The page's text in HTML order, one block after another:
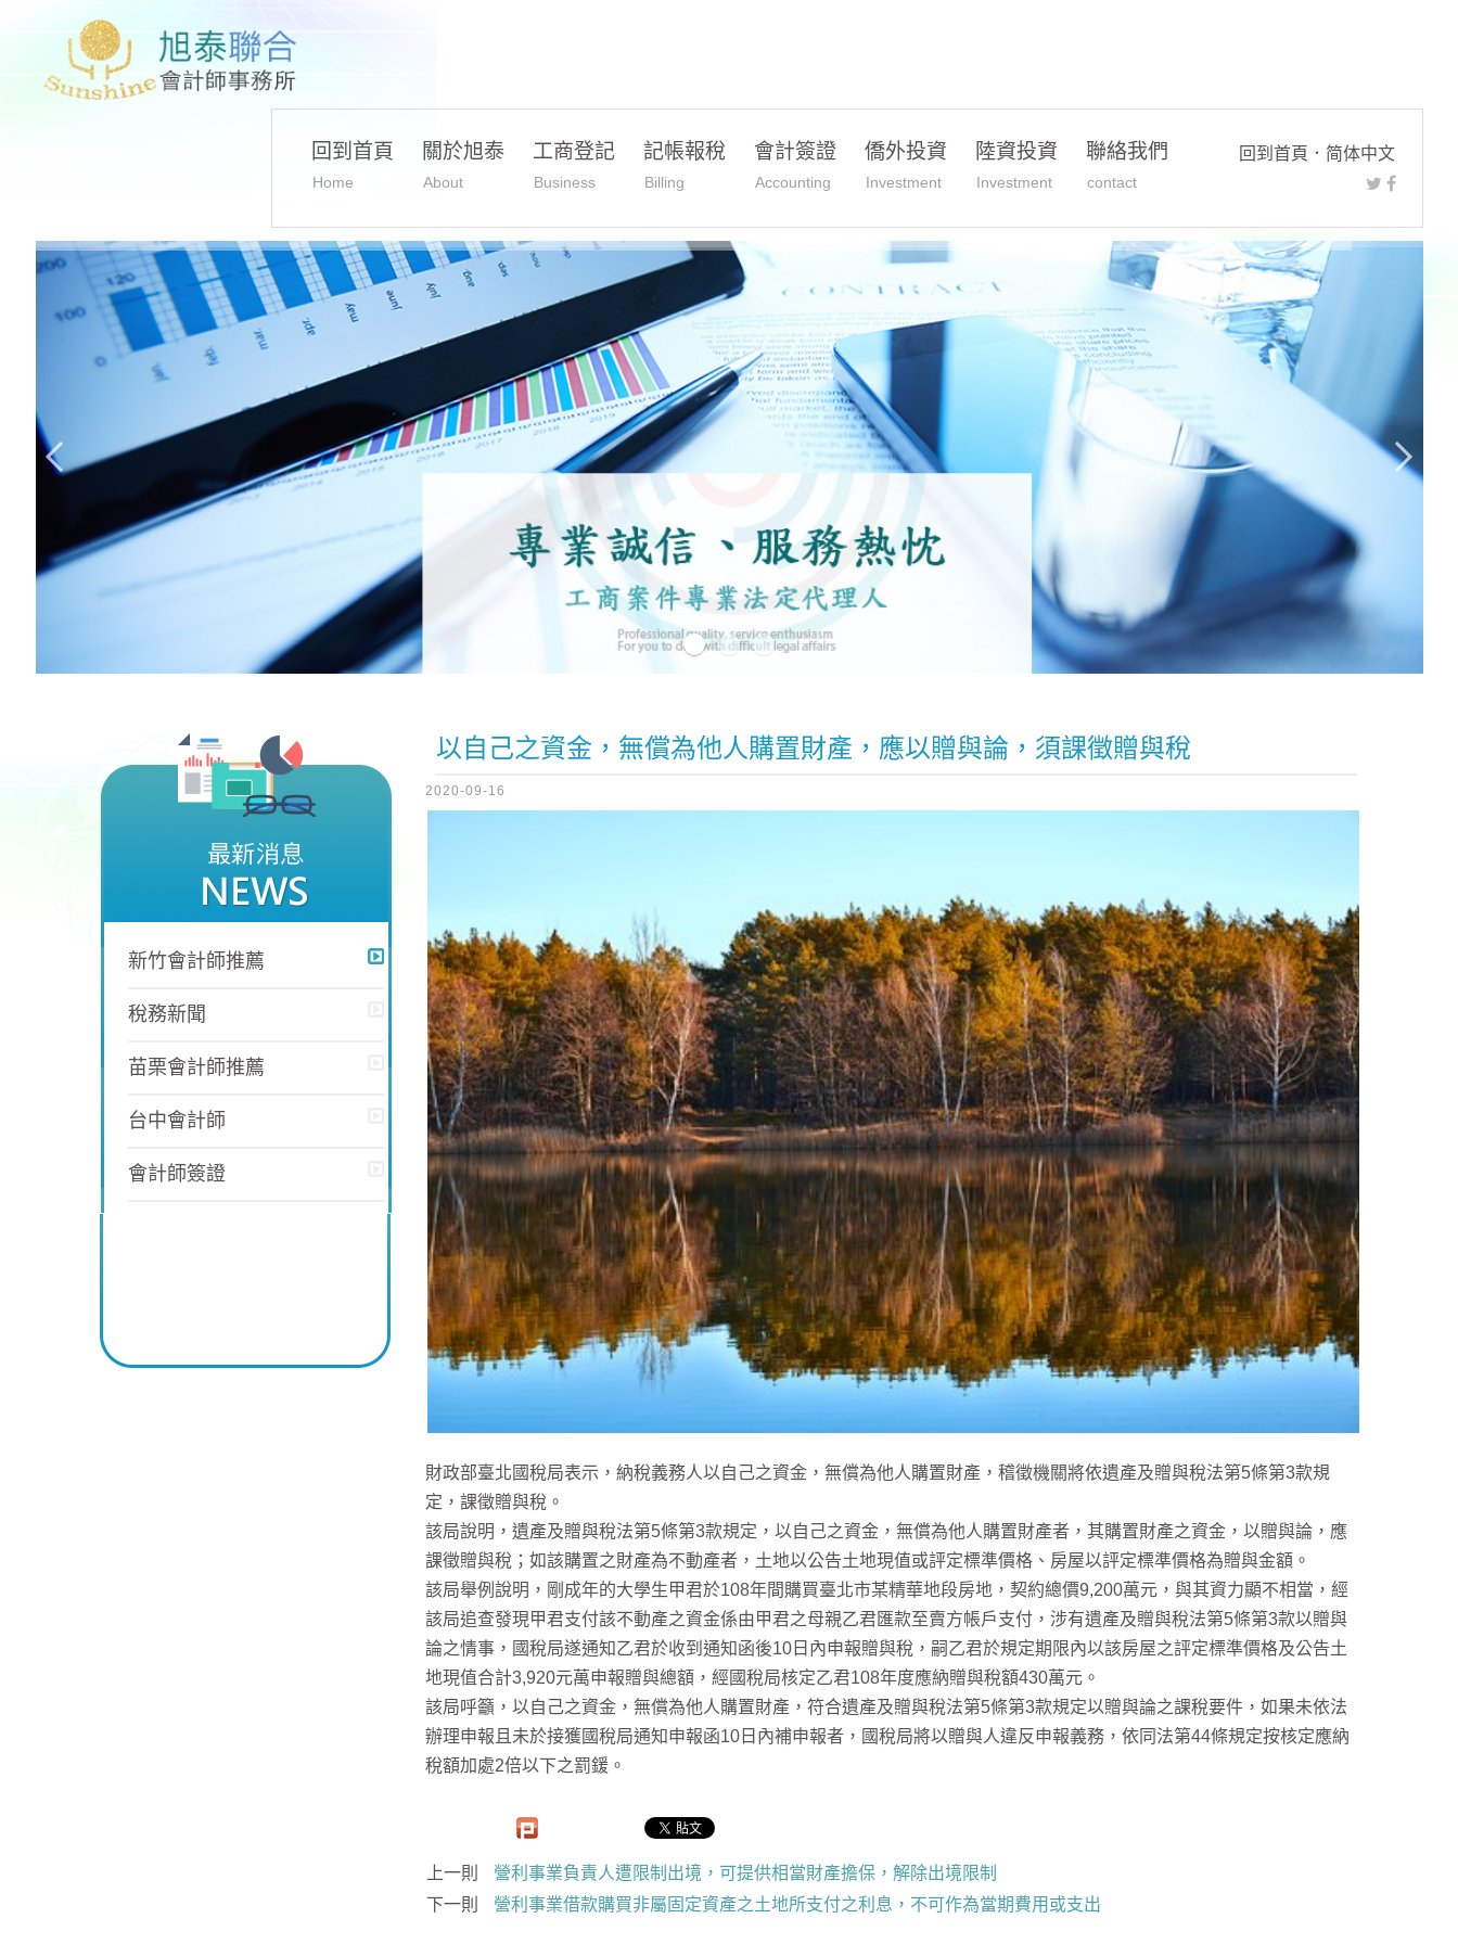
回到首頁 ． 简体中文
回到首頁
Home
關於旭泰
About
工商登記
Business
記帳報稅
Billing
會計簽證
Accounting
僑外投資
Investment
陸資投資
Investment
聯絡我們
contact
以自己之資金，無償為他人購置財產，應以贈與論，須課徵贈與稅
2020-09-16
財政部臺北國稅局表示，納稅義務人以自己之資金，無償為他人購置財產，稽徵機關將依遺產及贈與稅法第5條第3款規
定，課徵贈與稅。
該局說明，遺產及贈與稅法第5條第3款規定，以自己之資金，無償為他人購置財產者，其購置財產之資金，以贈與論，應
課徵贈與稅；如該購置之財產為不動產者，土地以公告土地現值或評定標準價格、房屋以評定標準價格為贈與金額。
該局舉例說明，剛成年的大學生甲君於108年間購買臺北市某精華地段房地，契約總價9,200萬元，與其資力顯不相當，經
該局追查發現甲君支付該不動產之資金係由甲君之母親乙君匯款至賣方帳戶支付，涉有遺產及贈與稅法第5條第3款以贈與
論之情事，國稅局遂通知乙君於收到通知函後10日內申報贈與稅，嗣乙君於規定期限內以該房屋之評定標準價格及公告土
地現值合計3,920元萬申報贈與總額，經國稅局核定乙君108年度應納贈與稅額430萬元。
該局呼籲，以自己之資金，無償為他人購置財產，符合遺產及贈與稅法第5條第3款規定以贈與論之課稅要件，如果未依法
辦理申報且未於接獲國稅局通知申報函10日內補申報者，國稅局將以贈與人違反申報義務，依同法第44條規定按核定應納
稅額加處2倍以下之罰鍰。
上一則
營利事業負責人遭限制出境，可提供相當財產擔保，解除出境限制
下一則
營利事業借款購買非屬固定資產之土地所支付之利息，不可作為當期費用或支出
新竹會計師推薦
稅務新聞
苗栗會計師推薦
台中會計師
會計師簽證